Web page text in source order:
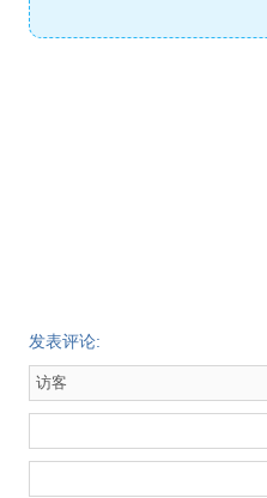
发表评论: